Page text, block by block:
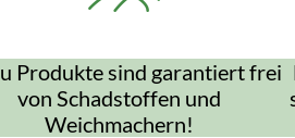
Produkte sind garantiert frei
von Schadstoffen und
Weichmachern!